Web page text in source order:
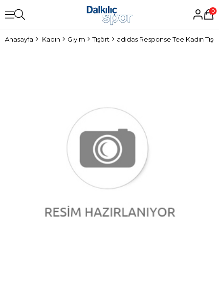
0
Anasayfa Kadın Giyim Tişört adidas Response Tee Kadın